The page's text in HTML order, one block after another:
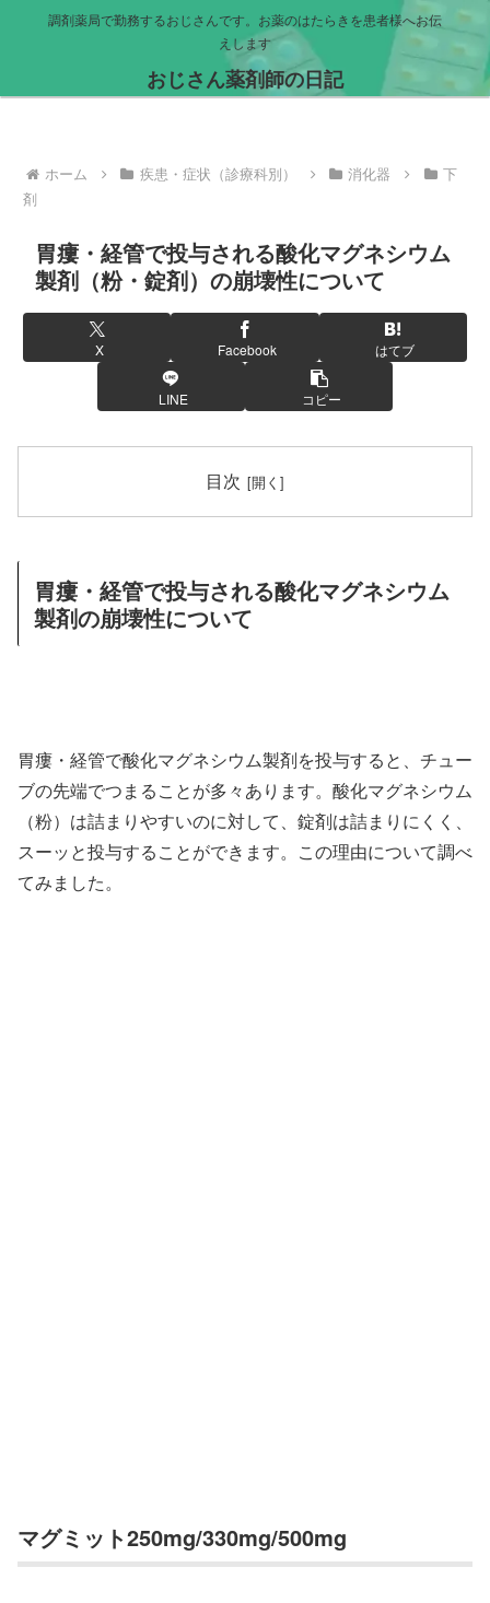
調剤薬局で勤務するおじさんです。お薬のはたらきを患者様へお伝
えします
おじさん薬剤師の日記
ホーム 疾患・症状（診療科別） 消化器
下
剤
胃瘻・経管で投与される酸化マグネシウム
製剤（粉・錠剤）の崩壊性について
X Facebook はてブ
LINE コピー
目次
胃瘻・経管で投与される酸化マグネシウム
製剤の崩壊性について
胃瘻・経管で酸化マグネシウム製剤を投与すると、チュー
ブの先端でつまることが多々あります。酸化マグネシウム
（粉）は詰まりやすいのに対して、錠剤は詰まりにくく、
スーッと投与することができます。この理由について調べ
てみました。
マグミット250mg/330mg/500mg